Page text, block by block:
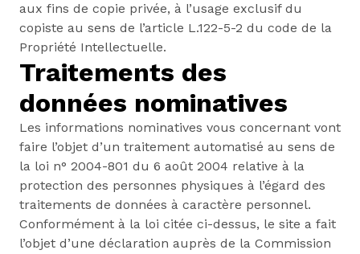
aux fins de copie privée, à l’usage exclusif du
copiste au sens de l’article L.122-5-2 du code de la
Propriété Intellectuelle.
Traitements des
données nominatives
Les informations nominatives vous concernant vont
faire l’objet d’un traitement automatisé au sens de
la loi n° 2004-801 du 6 août 2004 relative à la
protection des personnes physiques à l’égard des
traitements de données à caractère personnel.
Conformément à la loi citée ci-dessus, le site a fait
l’objet d’une déclaration auprès de la Commission